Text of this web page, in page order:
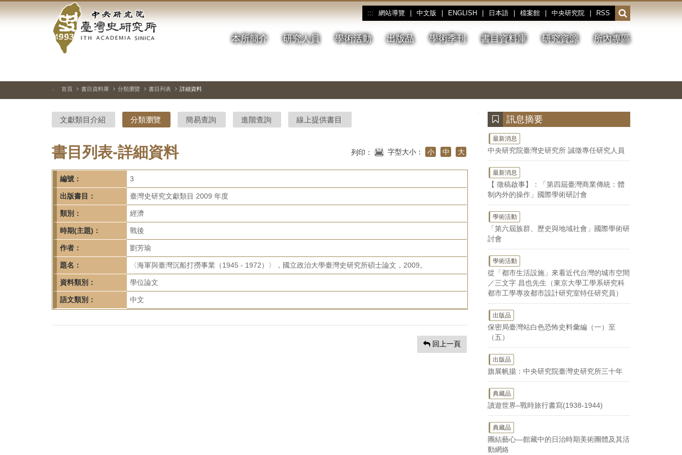
到
中
央
研
院-
臺
灣
史
研
究
所-
首
頁
::: 網站導覽 中文版 ENGLISH 日本語 檔案館 中央研究院 RSS
開
啟
或
收
本所簡介 研究人員 學術活動 出版品 學術季刊 書目資料庫 研究資源 所內專區
停、
圖
圖
結
::: 首頁 書目資料庫 分類瀏覽 書目列表 詳細資料
文獻類目介紹 分類瀏覽 簡易查詢 進階查詢 線上提供書目
書目列表-詳細資料 列印： 字型大小： 小 中 大
編號： 3
出版書目： 臺灣史研究文獻類目 2009 年度
類別： 經濟
時期(主題)： 戰後
作者： 劉芳瑜
題名： 〈海軍與臺灣沉船打撈事業（1945 - 1972）〉，國立政治大學臺灣史研究所碩士論文，2009。
資料類別： 學位論文
語文類別： 中文
回上一頁
訊息摘要
最新消息
中央研究院臺灣史研究所 誠徵專任研究人員
最新消息
【 徵稿啟事】：「第四屆臺灣商業傳統：體
制內外的操作」國際學術研討會
學術活動
「第六屆族群、歷史與地域社會」國際學術研
討會
學術活動
從「都市生活設施」來看近代台灣的城市空間
／三文字 昌也先生（東京大學工學系研究科
都市工學專攻都市設計研究室特任研究員）
出版品
保密局臺灣站白色恐怖史料彙編（一）至
（五）
出版品
旗展帆揚：中央研究院臺灣史研究所三十年
典藏品
讀遊世界–戰時旅行書寫(1938-1944)
典藏品
團結藝心—館藏中的日治時期美術團體及其活
動網絡